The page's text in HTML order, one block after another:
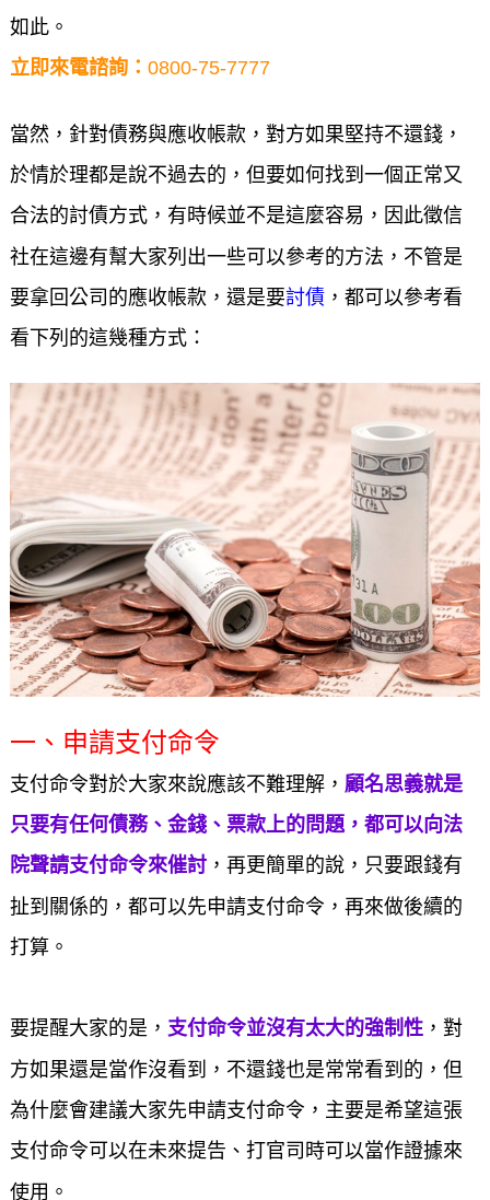
如此。
立即來電諮詢： 0800-75-7777
當然，針對債務與應收帳款，對方如果堅持不還錢，
於情於理都是說不過去的，但要如何找到一個正常又
合法的討債方式，有時候並不是這麼容易，因此徵信
社在這邊有幫大家列出一些可以參考的方法，不管是
要拿回公司的應收帳款，還是要討債，都可以參考看
看下列的這幾種方式：
一、申請支付命令
支付命令對於大家來說應該不難理解， 顧名思義就是
只要有任何債務、金錢、票款上的問題，都可以向法
院聲請支付命令來催討，再更簡單的說，只要跟錢有
扯到關係的，都可以先申請支付命令，再來做後續的
打算。
要提醒大家的是， 支付命令並沒有太大的強制性，對
方如果還是當作沒看到，不還錢也是常常看到的，但
為什麼會建議大家先申請支付命令，主要是希望這張
支付命令可以在未來提告、打官司時可以當作證據來
使用。